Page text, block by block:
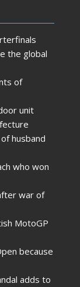
the global
of
unit
husband
who won
war of
MotoGP
because
adds to